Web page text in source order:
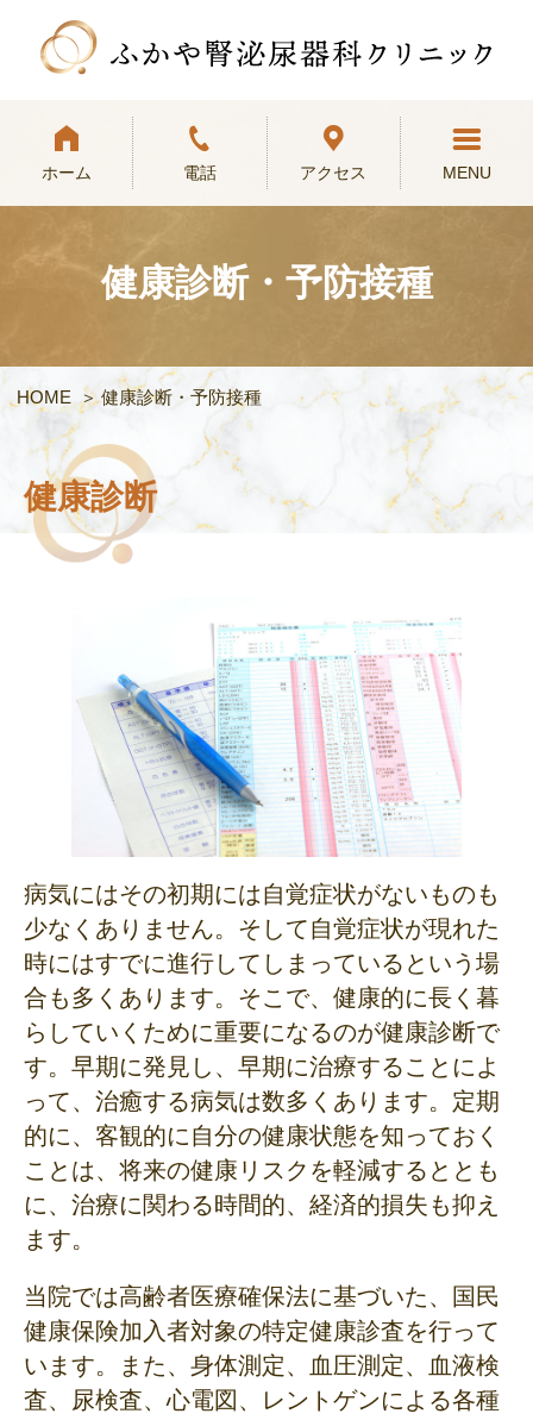
ホーム 電話 アクセス MENU
健康診断・予防接種
HOME 健康診断・予防接種
健康診断
病気にはその初期には自覚症状がないものも
少なくありません。そして自覚症状が現れた
時にはすでに進行してしまっているという場
合も多くあります。そこで、健康的に長く暮
らしていくために重要になるのが健康診断で
す。早期に発見し、早期に治療することによ
って、治癒する病気は数多くあります。定期
的に、客観的に自分の健康状態を知っておく
ことは、将来の健康リスクを軽減するととも
に、治療に関わる時間的、経済的損失も抑え
ます。
当院では高齢者医療確保法に基づいた、国民
健康保険加入者対象の特定健康診査を行って
います。また、身体測定、血圧測定、血液検
査、尿検査、心電図、レントゲンによる各種